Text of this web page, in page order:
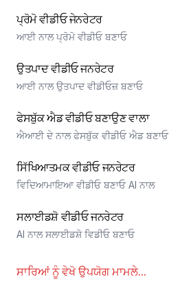
ਪ੍ਰੋਮੋ ਵੀਡੀਓ ਜੇਨਰੇਟਰ
ਆਈ ਨਾਲ ਪ੍ਰੋਮੋ ਵੀਡੀਓ ਬਣਾਓ
ਉਤਪਾਦ ਵੀਡੀਓ ਜਨਰੇਟਰ
ਆਈ ਨਾਲ ਉਤਪਾਦ ਵੀਡੀਓਜ਼ ਬਣਾਓ
ਫੇਸਬੁੱਕ ਐਡ ਵੀਡੀਓ ਬਣਾਉਣ ਵਾਲਾ
ਐਆਈ ਦੇ ਨਾਲ ਫੇਸਬੁੱਕ ਵੀਡੀਓ ਐਡ ਬਣਾਓ
ਸਿੱਖਿਆਤਮਕ ਵੀਡੀਓ ਜਨਰੇਟਰ
ਵਿਦਿਆਮਾਇਆ ਵੀਡੀਓ ਬਣਾਓ AI ਨਾਲ
ਸਲਾਈਡਸ਼ੋ ਵੀਡੀਓ ਜਨਰੇਟਰ
AI ਨਾਲ ਸਲਾਈਡਸ਼ੋ ਵਿਡੀਓ ਬਣਾਓ
ਸਾਰਿਆਂ ਨੂੰ ਵੇਖੋ ਉਪਯੋਗ ਮਾਮਲੇ...